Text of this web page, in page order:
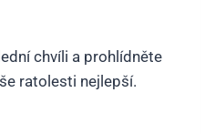
chvíli a prohlídněte
ratolesti nejlepší.